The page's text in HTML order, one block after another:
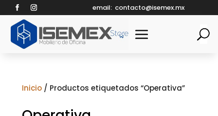
email: contacto@isemex.mx
Inicio/ Productos etiquetados “Operativa”